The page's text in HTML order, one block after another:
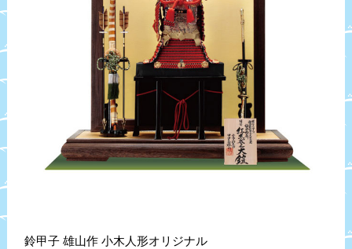
鈴甲子 雄山作 小木人形オリジナル